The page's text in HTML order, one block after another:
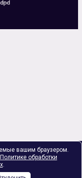
вашим браузером.
Политике обработки
.